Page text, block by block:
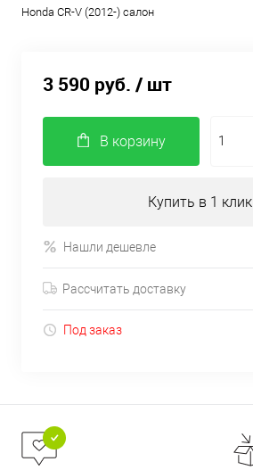
Honda CR-V (2012-) салон
3 590 руб. / шт
В корзину
Купить в 1 клик
Нашли дешевле
Рассчитать доставку
Под заказ